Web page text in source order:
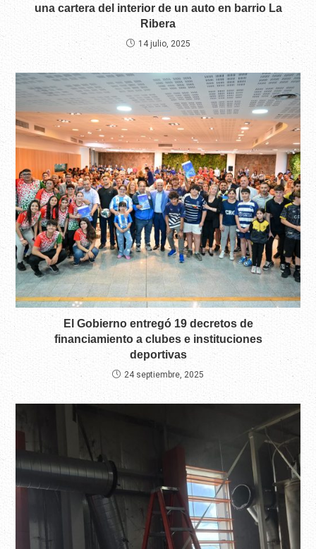
una cartera del interior de un auto en barrio La
Ribera
14 julio, 2025
El Gobierno entregó 19 decretos de
financiamiento a clubes e instituciones
deportivas
24 septiembre, 2025